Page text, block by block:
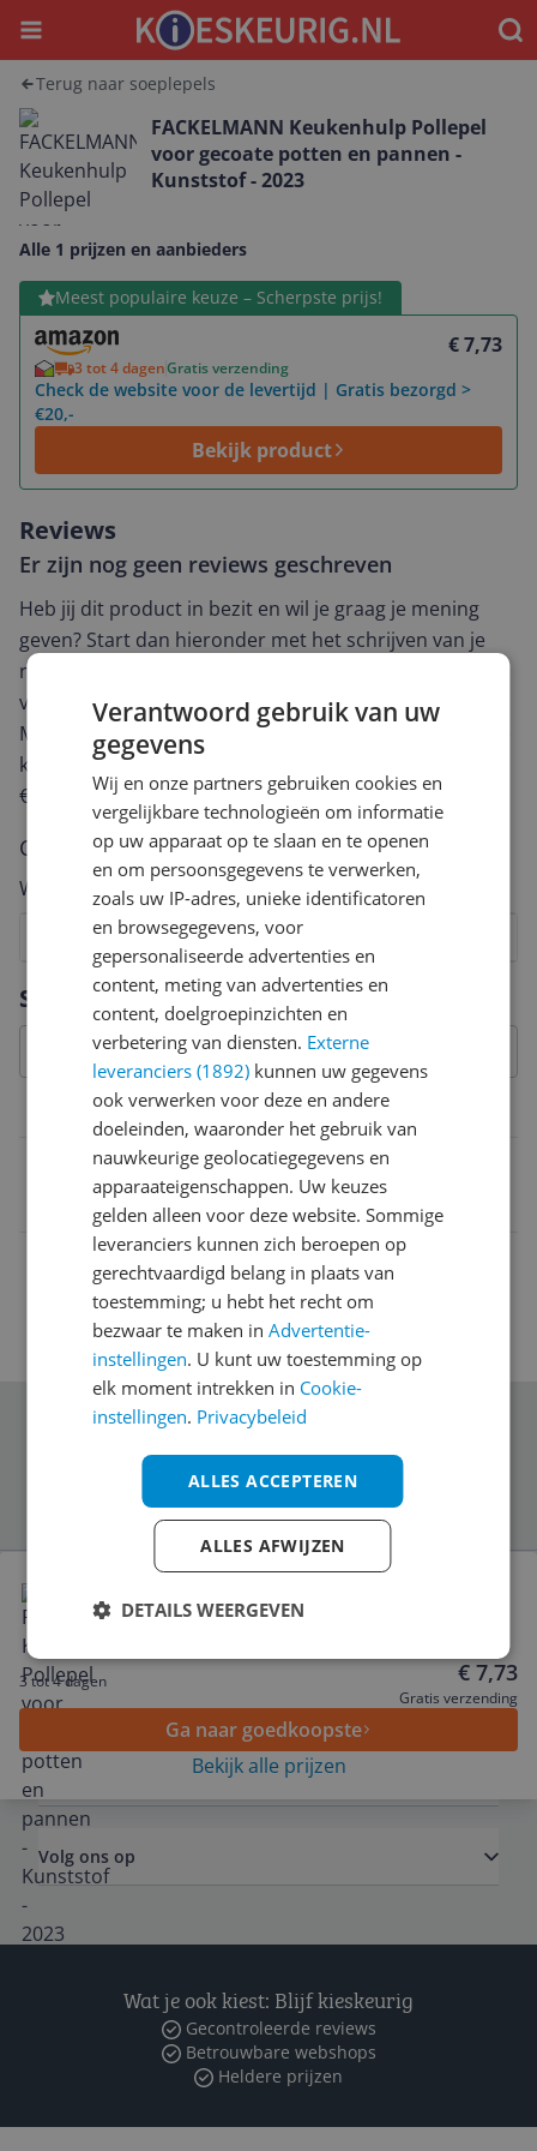
Menu
Terug naar soeplepels
FACKELMANN Keukenhulp Pollepel
voor gecoate potten en pannen -
Kunststof - 2023
Alle 1 prijzen en aanbieders
Meest populaire keuze – Scherpste prijs!
€ 7,73
3 tot 4 dagenGratis verzending
Check de website voor de levertijd | Gratis bezorgd >
€20,-
Bekijk product
Bekijk product
Specificaties
Belangrijkste kenmerken
4008033242912
Reviews
Er zijn nog geen reviews geschreven
Heb jij dit product in bezit en wil je graag je mening
geven? Start dan hieronder met het schrijven van je
review. Afhankelijk van de details duurt het schrijven
van een review gemiddeld tussen de 3 en 10 minuten.
Met jouw mening help je andere bezoekers een betere
keuze te maken én maak je iedere maand kans op
€250,-!
Klik hier voor de actievoorwaarden.
Cijfer
Welk cijfer geef jij dit product?
6
5
4
3
2
Vraag 1 van 4
gecoate potten en pannen - Kunststof - 2023
3 tot 4 dagen € 7,73
Gratis verzending
Ga naar goedkoopste
Bekijk alle prijzen
Schrijf je in voor onze nieuwsbrief
Service
Algemeen
Volg ons op
Wat je ook kiest: Blijf kieskeurig
Gecontroleerde reviews
Betrouwbare webshops
Heldere prijzen
Verantwoord gebruik van uw
gegevens
Wij en onze partners gebruiken cookies en
vergelijkbare technologieën om informatie
op uw apparaat op te slaan en te openen
en om persoonsgegevens te verwerken,
zoals uw IP-adres, unieke identificatoren
en browsegegevens, voor
gepersonaliseerde advertenties en
content, meting van advertenties en
content, doelgroepinzichten en
verbetering van diensten. Externe
leveranciers (1892) kunnen uw gegevens
ook verwerken voor deze en andere
doeleinden, waaronder het gebruik van
nauwkeurige geolocatiegegevens en
apparaateigenschappen. Uw keuzes
gelden alleen voor deze website. Sommige
leveranciers kunnen zich beroepen op
gerechtvaardigd belang in plaats van
toestemming; u hebt het recht om
bezwaar te maken inAdvertentie-
instellingen. U kunt uw toestemming op
elk moment intrekken in Cookie-
instellingen. Privacybeleid
ALLES ACCEPTEREN
ALLES AFWIJZEN
DETAILS WEERGEVEN